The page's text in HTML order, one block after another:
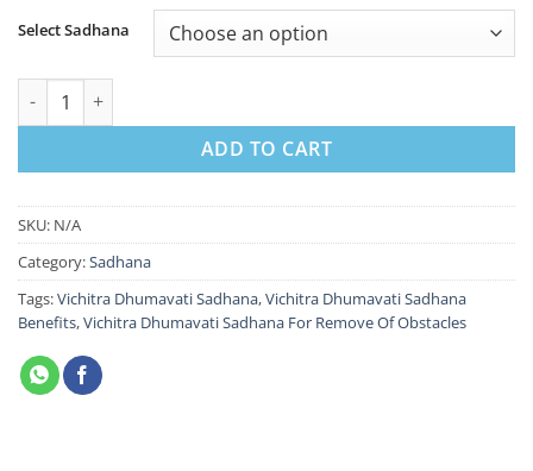
₹3,299.00
through
Select Sadhana
Vichitra Dhumavati Sadhana For Remove Of Obstacles quantity
ADD TO CART
SKU: N/A
Category:Sadhana
Tags:Vichitra Dhumavati Sadhana,Vichitra Dhumavati Sadhana
Benefits,Vichitra Dhumavati Sadhana For Remove Of Obstacles